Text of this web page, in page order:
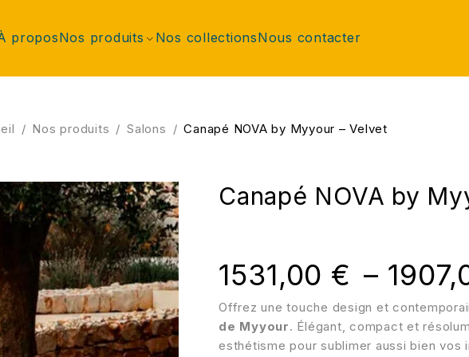
proposNos produits Nos collectionsNous contacter
/ Nos produits / Salons / Canapé NOVA by Myyour – Velvet
Canapé NOVA by
Offrez une touche design et
de Myyour. Élégant, compact et
esthétisme pour sublimer aussi bien vos
1531,00 € –